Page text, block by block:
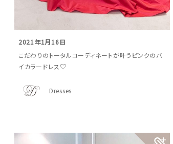
2021年1月16日
こだわりのトータルコーディネートが叶うピンクのバ
イカラードレス♡
Dresses